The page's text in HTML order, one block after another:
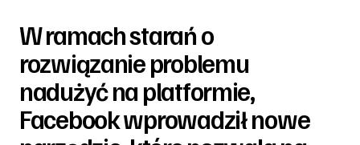
W ramach starań o
rozwiązanie problemu
nadużyć na platformie,
Facebook wprowadził nowe